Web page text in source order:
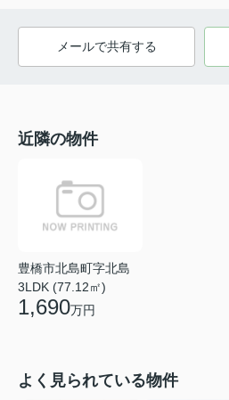
メールで共有する
近隣の物件
豊橋市北島町字北島
3LDK (77.12㎡)
1,690万円
よく見られている物件